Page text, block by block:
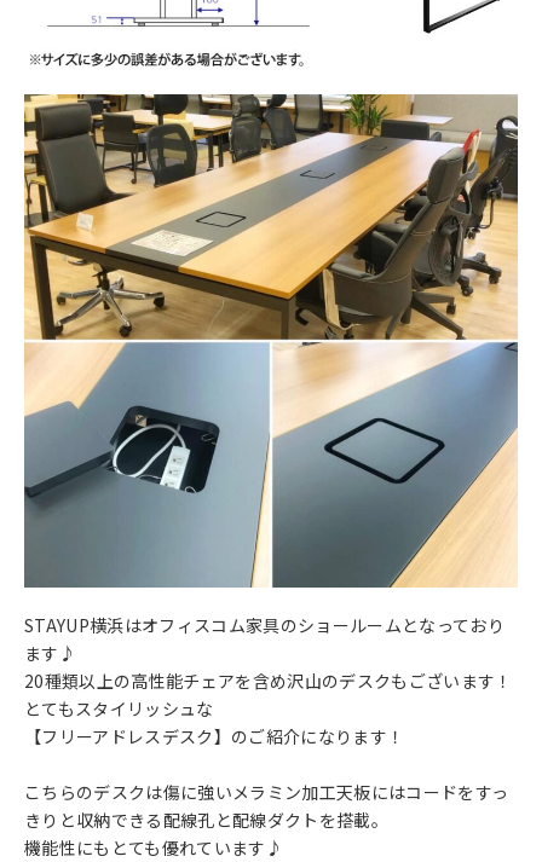
STAYUP横浜はオフィスコム家具のショールームとなっており
ます♪
20種類以上の高性能チェアを含め沢山のデスクもございます！
とてもスタイリッシュな
【フリーアドレスデスク】のご紹介になります！
こちらのデスクは傷に強いメラミン加工天板にはコードをすっ
きりと収納できる配線孔と配線ダクトを搭載。
機能性にもとても優れています♪